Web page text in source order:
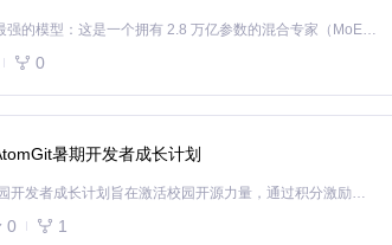
扩展包含帧率、时长、总帧数等视频特有属性
{sample.metadata.width}x{sample.metadata.height}
Kimi K3 是Kimi能力最强的模型：这是一个拥有 2.8 万亿参数的混合专家（MoE）模型，具备原生视觉理解能力，并支持 100 万 token 的上下文窗口。
0
暑期开发者成长计划
「源启盛夏」暑期校园开发者成长计划旨在激活校园开源力量，通过积分激励、认证扶持、资源倾斜等形式，引导高校组织和开发者完成「入驻 — 建项目 — 做贡献 — 获认证 — 得资源」的完整闭环。无论你是想带领社团入驻平台的组织者，还是希望用代码贡献证明自己的开发者，都能在这里找到属于你的成长路径。
0 1